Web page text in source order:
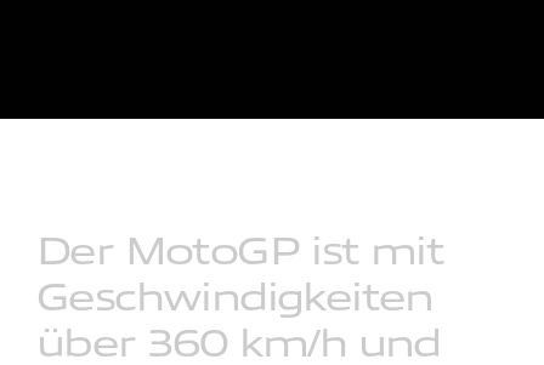
Der MotoGP ist mit
Geschwindigkeiten
über 360 km/h und